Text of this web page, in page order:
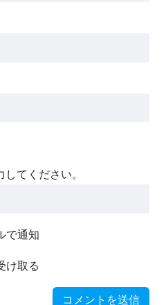
してください。
で通知
け取る